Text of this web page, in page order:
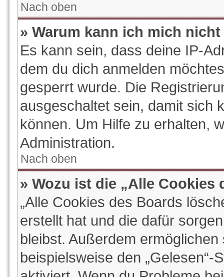
Nach oben
» Warum kann ich mich
Es kann sein, dass deine IP-
dem du dich anmelden
gesperrt wurde. Die
ausgeschaltet sein, damit sich
können. Um Hilfe zu erhalten,
Administration.
Nach oben
» Wozu ist die „Alle
„Alle Cookies des Boards
erstellt hat und die dafür
bleibst. Außerdem
beispielsweise den